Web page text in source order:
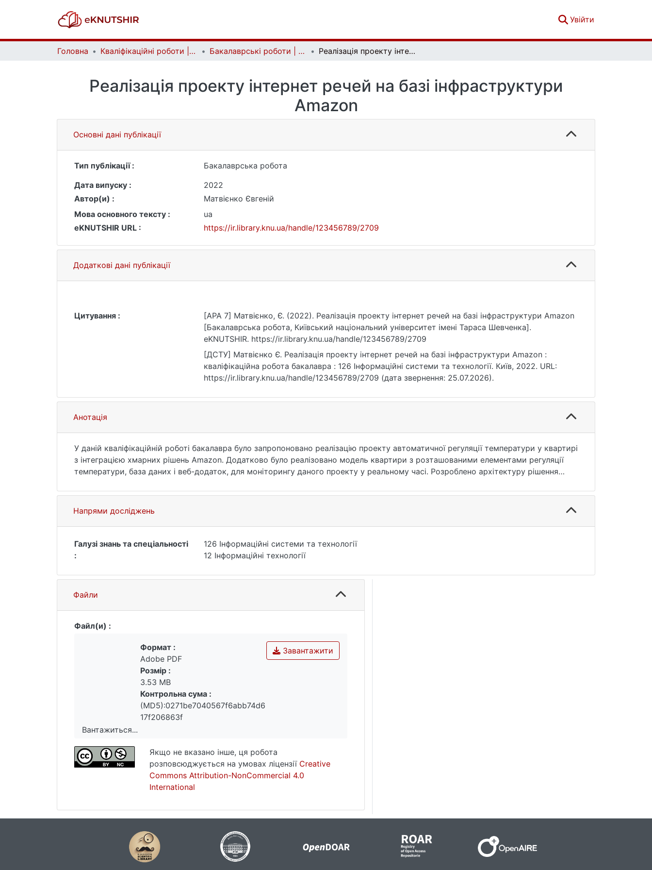
Увійти
Головна Кваліфікаційні роботи | Qualifying works Бакалаврські роботи | Bachelor theses Реалізація проекту інтернет речей на базі інфраструктури Amazon
Реалізація проекту інтернет речей на базі інфраструктури
Amazon
Основні дані публікації
Тип публікації :
Бакалаврська робота
Дата випуску :
2022
Автор(и) :
Матвієнко Євгеній
Мова основного тексту :
ua
eKNUTSHIR URL :
https://ir.library.knu.ua/handle/123456789/2709
Додаткові дані публікації
Цитування :
[APA 7] Матвієнко, Є. (2022). Реалізація проекту інтернет речей на базі інфраструктури Amazon
[Бакалаврська робота, Київський національний університет імені Тараса Шевченка].
eKNUTSHIR. https://ir.library.knu.ua/handle/123456789/2709
[ДСТУ] Матвієнко Є. Реалізація проекту інтернет речей на базі інфраструктури Amazon :
кваліфікаційна робота бакалавра : 126 Інформаційні системи та технології. Київ, 2022. URL:
https://ir.library.knu.ua/handle/123456789/2709 (дата звернення: 25.07.2026).
Анотація
У даній кваліфікаційній роботі бакалавра було запропоновано реалізацію проекту автоматичної регуляції температури у квартирі
з інтеграцією хмарних рішень Amazon. Додатково було реалізовано модель квартири з розташованими елементами регуляції
температури, база даних і веб-додаток, для моніторингу даного проекту у реальному часі. Розроблено архітектуру рішення
регулюванням температури. Створенно проект інтернет речей на базі Amazon, для автоматизації термоконтролю. Розроблено
бази даних для веб-додатку моніторингу системи автоматичного опалення. Розроблено програму для бази даних з функцією
моніторингу. На практиці досліджено взаємодію хмарних рішень з мікроконтролерами за допомогою мережі інтернет.
Запрограмована плата розробника на базі ESP32, що працює з хмарним рішенням Amazon.
Напрями досліджень
Галузі знань та спеціальності
:
126 Інформаційні системи та технології
12 Інформаційні технології
Файли
Файл(и) :
Вантажиться...
Вантажиться...
Завантажити
Формат :
Adobe PDF
Розмір :
3.53 MB
Контрольна сума :
(MD5):0271be7040567f6abb74d6
17f206863f
Якщо не вказано інше, ця робота
розповсюджується на умовах ліцензії Creative
Commons Attribution-NonCommercial 4.0
International